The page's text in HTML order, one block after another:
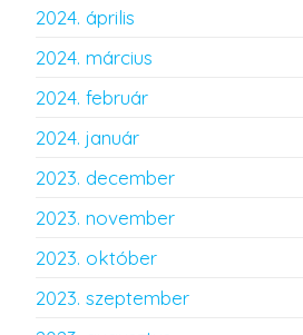
2024. április
2024. március
2024. február
2024. január
2023. december
2023. november
2023. október
2023. szeptember